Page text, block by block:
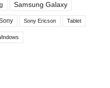
Samsung Galaxy
Sony Ericson Tablet